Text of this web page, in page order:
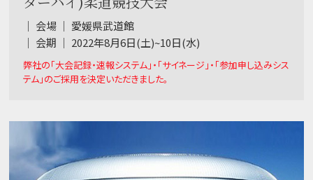
｜ 会場 ｜ 愛媛県武道館
｜ 会期 ｜ 2022年8月6日(土)~10日(水)
弊社の「大会記録・速報システム」・「サイネージ」・「参加申し込みシス
テム」のご採用を決定いただきました。